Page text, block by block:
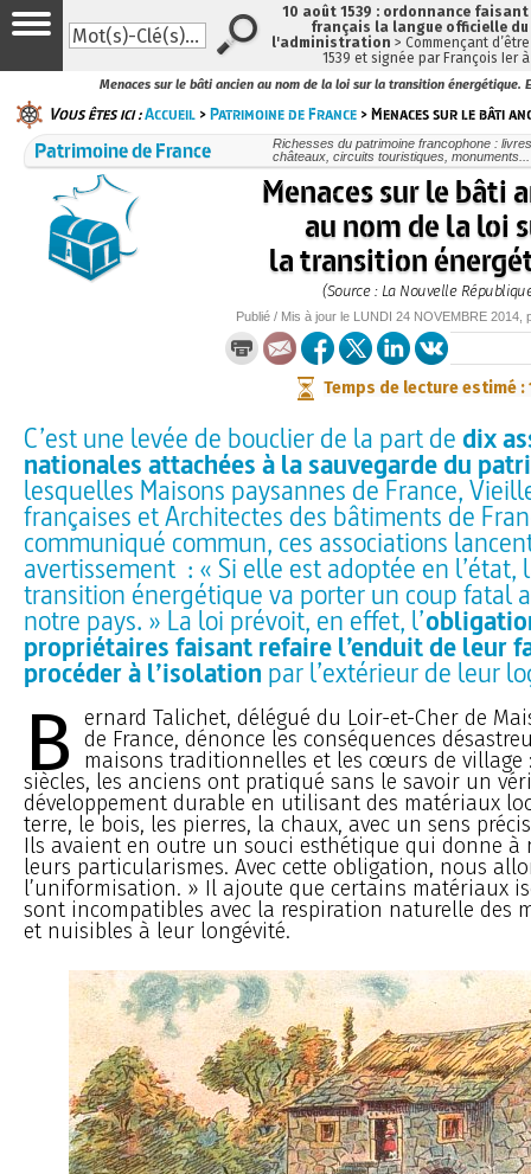
Menaces sur le bâti ancien au nom de la loi sur la transition énergétique.
Vous êtes ici :Accueil >Patrimoine de France > Menaces sur le bâti
Patrimoine de France
Richesses du patrimoine francophone :
châteaux, circuits touristiques, monuments...
Menaces sur le bâti
au nom de la loi
la transition
(Source : La Nouvelle
Publié / Mis à jour le LUNDI 24 NOVEMBRE 2014,
Temps de lecture estimé :
C’est une levée de bouclier de la part dedix
nationales attachées à la sauvegarde du
lesquelles Maisons paysannes de France,
françaises et Architectes des bâtiments de
communiqué commun, ces associations
avertissement : « Si elle est adoptée en l’état,
transition énergétique va porter un coup fatal
notre pays. » La loi prévoit, en effet, l’
propriétaires faisant refaire l’enduit de leur
procéder à l’isolation par l’extérieur de leur
B ernard Talichet, délégué du Loir-et-Cher de
de France, dénonce les conséquences
maisons traditionnelles et les cœurs de village
siècles, les anciens ont pratiqué sans le savoir un
développement durable en utilisant des matériaux
terre, le bois, les pierres, la chaux, avec un sens
Ils avaient en outre un souci esthétique qui donne à
leurs particularismes. Avec cette obligation, nous
l’uniformisation. » Il ajoute que certains matériaux
sont incompatibles avec la respiration naturelle des
et nuisibles à leur longévité.
10 août 1539 : ordonnance
français la langue officielle
l'administration > Commençant
1539 et signée par François Ier